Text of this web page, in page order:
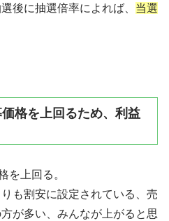
後に抽選倍率によれば、 当選
格を上回るため、利益
を上回る。
も割安に設定されている、売
が多い、みんなが上がると思